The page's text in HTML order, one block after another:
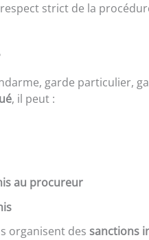
strict de la
garde particulier,
, il peut :
au procureur
organisent des sanctions